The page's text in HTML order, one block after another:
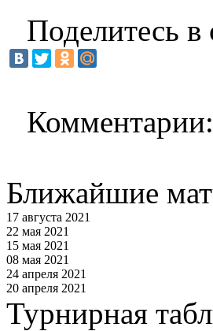
Поделитесь в
Комментарии:
Ближайшие
17 августа 2021
22 мая 2021
15 мая 2021
08 мая 2021
24 апреля 2021
20 апреля 2021
Турнирная